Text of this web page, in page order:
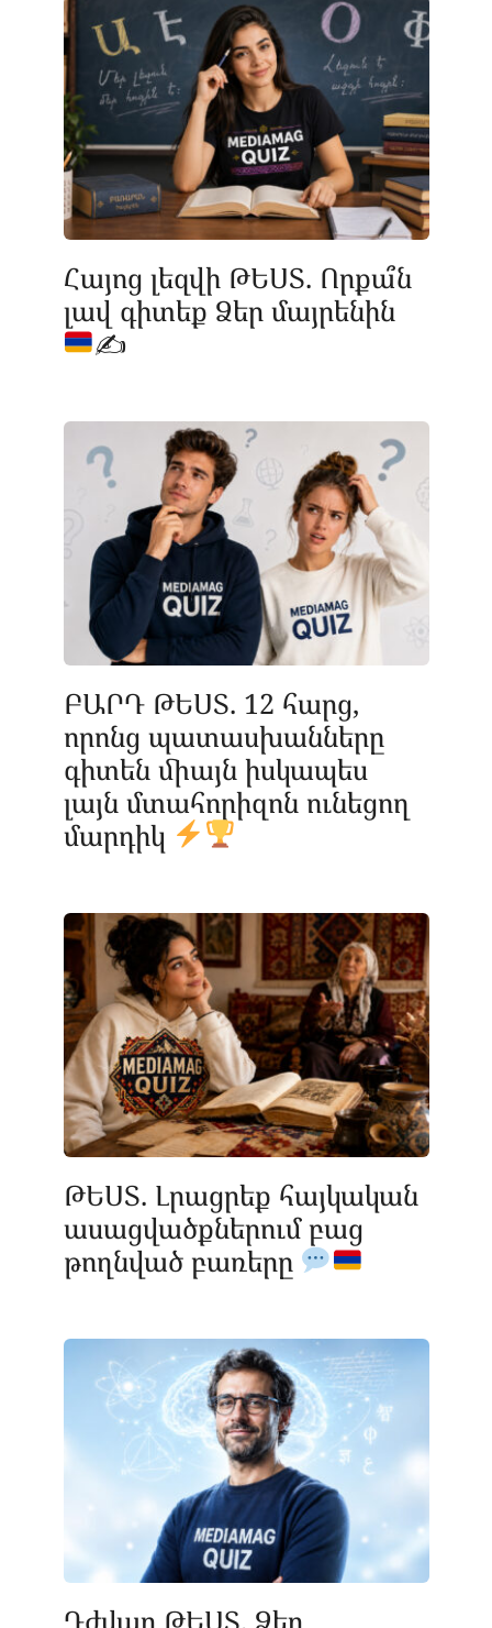
Հայոց լեզվի ԹԵՍՏ. Որքա՞ն
լավ գիտեք Ձեր մայրենին
✍
ԲԱՐԴ ԹԵՍՏ. 12 հարց,
որոնց պատասխանները
գիտեն միայն իսկապես
լայն մտահորիզոն ունեցող
մարդիկ
ԹԵՍՏ. Լրացրեք հայկական
ասացվածքներում բաց
թողնված բառերը
Դժվար ԹԵՍՏ. Ձեր